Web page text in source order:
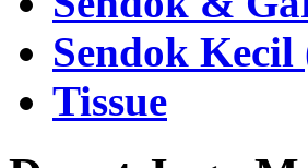
Sendok
Tissue